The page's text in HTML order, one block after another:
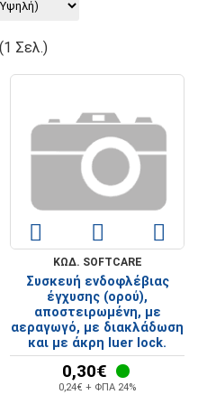
Σελ.)
ΚΩΔ. SOFTCARE
Συσκευή ενδοφλέβιας
έγχυσης (ορού),
αποστειρωμένη, με
αεραγωγό, με διακλάδωση
και με άκρη luer lock.
0,30€
0,24€ + ΦΠΑ 24%